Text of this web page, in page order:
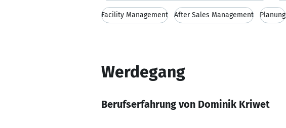
Facility Management After Sales Management Planung
Werdegang
Berufserfahrung von Dominik Kriwet